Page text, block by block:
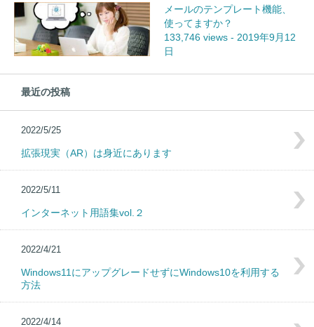
メールのテンプレート機能、
使ってますか？
133,746 views - 2019年9月12
日
最近の投稿
2022/5/25
拡張現実（AR）は身近にあります
2022/5/11
インターネット用語集vol.２
2022/4/21
Windows11にアップグレードせずにWindows10を利用する
方法
2022/4/14